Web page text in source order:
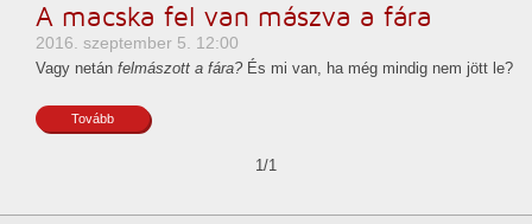
A macska fel van mászva a fára
2016. szeptember 5. 12:00
Vagy netán felmászott a fára? És mi van, ha még mindig nem jött le?
Tovább
1/1